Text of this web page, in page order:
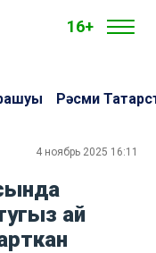
16+
Рәсми
4 ноябрь 2025 16:11
ай